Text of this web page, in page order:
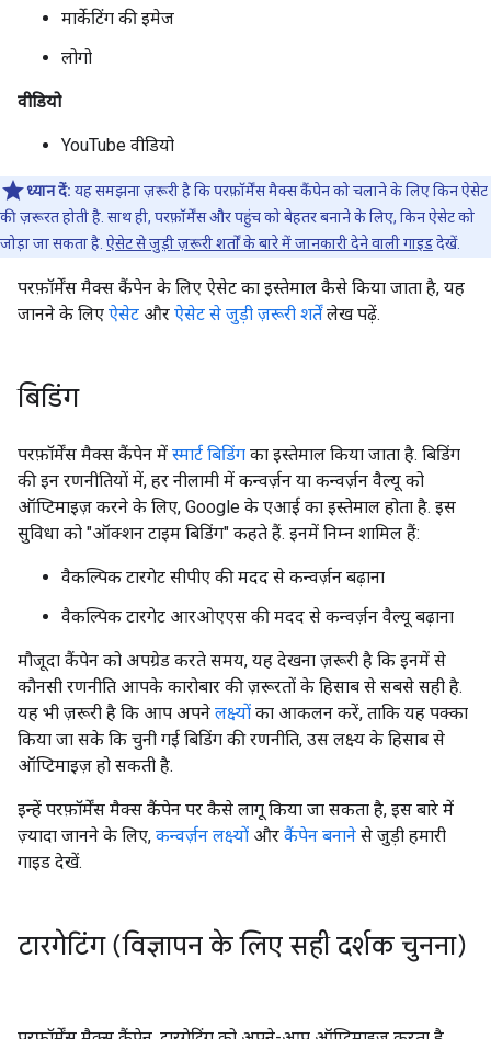
मार्केटिंग की इमेज
लोगो
वीडियो
YouTube वीडियो
ध्यान दें: यह समझना ज़रूरी है कि परफ़ॉर्मेंस मैक्स कैंपेन को चलाने के लिए किन ऐसेट
की ज़रूरत होती है. साथ ही, परफ़ॉर्मेंस और पहुंच को बेहतर बनाने के लिए, किन ऐसेट को
जोड़ा जा सकता है. ऐसेट से जुड़ी ज़रूरी शर्तों के बारे में जानकारी देने वाली गाइडदेखें.
परफ़ॉर्मेंस मैक्स कैंपेन के लिए ऐसेट का इस्तेमाल कैसे किया जाता है, यह
जानने के लिए ऐसेट और ऐसेट से जुड़ी ज़रूरी शर्तेंलेख पढ़ें.
बिडिंग
परफ़ॉर्मेंस मैक्स कैंपेन में स्मार्ट बिडिंग का इस्तेमाल किया जाता है. बिडिंग
की इन रणनीतियों में, हर नीलामी में कन्वर्ज़न या कन्वर्ज़न वैल्यू को
ऑप्टिमाइज़ करने के लिए, Google के एआई का इस्तेमाल होता है. इस
सुविधा को "ऑक्शन टाइम बिडिंग" कहते हैं. इनमें निम्न शामिल हैं:
वैकल्पिक टारगेट सीपीए की मदद से कन्वर्ज़न बढ़ाना
वैकल्पिक टारगेट आरओएएस की मदद से कन्वर्ज़न वैल्यू बढ़ाना
मौजूदा कैंपेन को अपग्रेड करते समय, यह देखना ज़रूरी है कि इनमें से
कौनसी रणनीति आपके कारोबार की ज़रूरतों के हिसाब से सबसे सही है.
यह भी ज़रूरी है कि आप अपने लक्ष्यों का आकलन करें, ताकि यह पक्का
किया जा सके कि चुनी गई बिडिंग की रणनीति, उस लक्ष्य के हिसाब से
ऑप्टिमाइज़ हो सकती है.
इन्हें परफ़ॉर्मेंस मैक्स कैंपेन पर कैसे लागू किया जा सकता है, इस बारे में
ज़्यादा जानने के लिए, कन्वर्ज़न लक्ष्यों और कैंपेन बनाने से जुड़ी हमारी
गाइड देखें.
टारगेटिंग (विज्ञापन के लिए सही दर्शक चुनना)